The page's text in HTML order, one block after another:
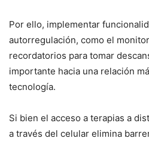
Por ello, implementar
autorregulación, como el
recordatorios para tomar
importante hacia una relación
tecnología.
Si bien el acceso a terapias a
a través del celular elimina